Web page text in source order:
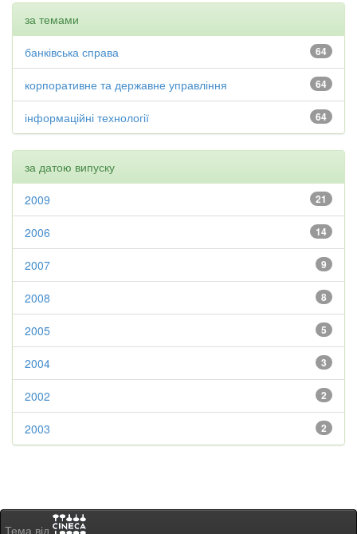
за темами
64
банківська справа
64
корпоративне та державне управління
64
інформаційні технології
за датою випуску
21
2009
14
2006
9
2007
8
2008
5
2005
3
2004
2
2002
2
2003
Тема від